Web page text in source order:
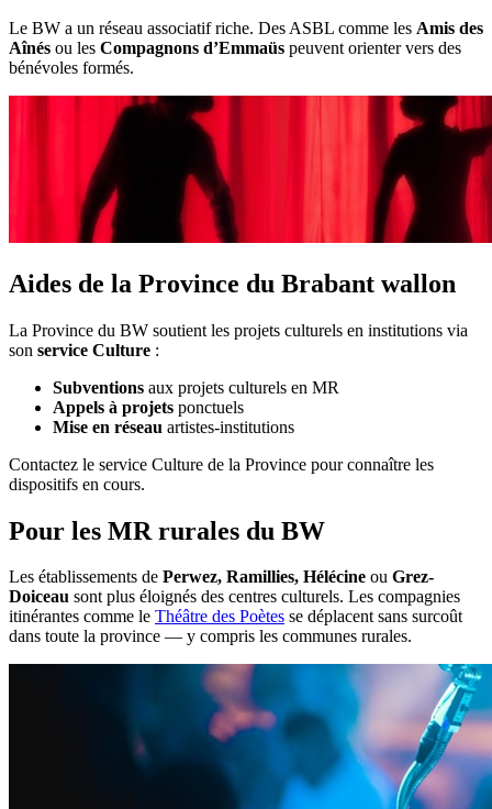
Le BW a un réseau associatif riche. Des ASBL comme les Amis des
Aînés ou les Compagnons d’Emmaüs peuvent orienter vers des
bénévoles formés.
Aides de la Province du Brabant wallon
La Province du BW soutient les projets culturels en institutions via
son service Culture :
Subventions aux projets culturels en MR
Appels à projets ponctuels
Mise en réseau artistes-institutions
Contactez le service Culture de la Province pour connaître les
dispositifs en cours.
Pour les MR rurales du BW
Les établissements de Perwez, Ramillies, Hélécine ou Grez-
Doiceau sont plus éloignés des centres culturels. Les compagnies
itinérantes comme le Théâtre des Poètes se déplacent sans surcoût
dans toute la province — y compris les communes rurales.